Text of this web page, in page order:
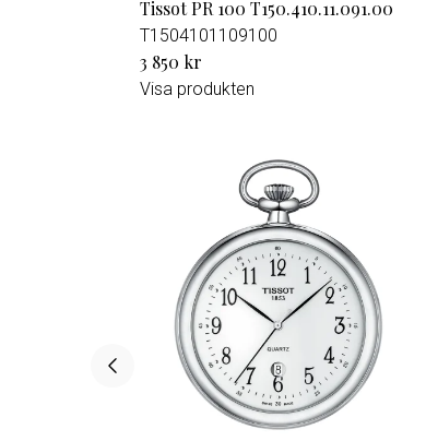
Tissot PR 100 T150.410.11.091.00
T1504101109100
3 850 kr
Visa produkten